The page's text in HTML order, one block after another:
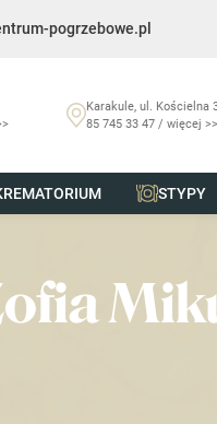
pogrzebowe.pl
Karakule, ul. Kościelna
85 745 33 47 / więcej >>
STYPY
Zofia Mikutel z domu